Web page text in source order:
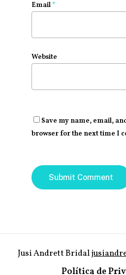
Email *
Website
Save my name, email,
browser for the next time I
Jusi Andrett Bridal
Política de